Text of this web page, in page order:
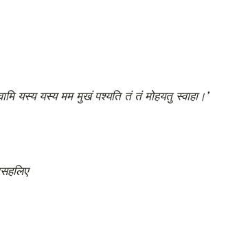
यस्य यस्य मम मुखं पश्यति तं तं मोहयतु स्वाहा।’